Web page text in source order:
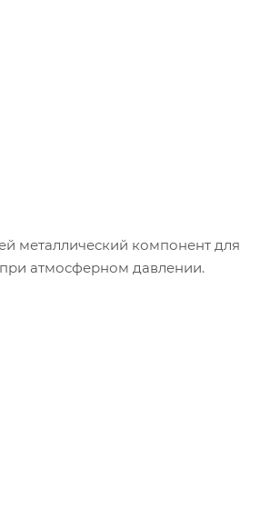
металлический компонент для
атмосферном давлении.